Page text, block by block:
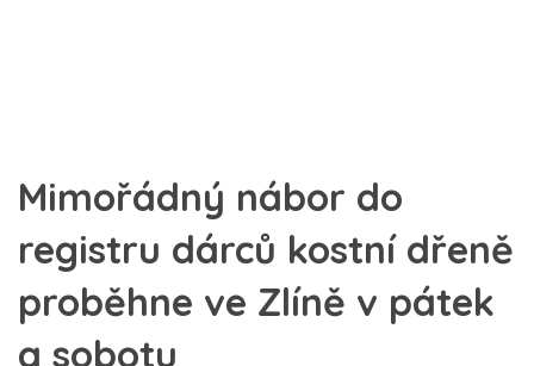
Mimořádný nábor do
registru dárců kostní dřeně
proběhne ve Zlíně v pátek
a sobotu